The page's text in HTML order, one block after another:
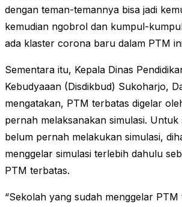
dengan teman-temannya bisa jadi
kemudian ngobrol dan kumpul-
ada klaster corona baru dalam PTM
Sementara itu, Kepala Dinas
Kebudyaaan (Disdikbud) Sukoharjo,
mengatakan, PTM terbatas digelar
pernah melaksanakan simulasi.
belum pernah melakukan simulasi,
menggelar simulasi terlebih dahulu
PTM terbatas.
“Sekolah yang sudah menggelar